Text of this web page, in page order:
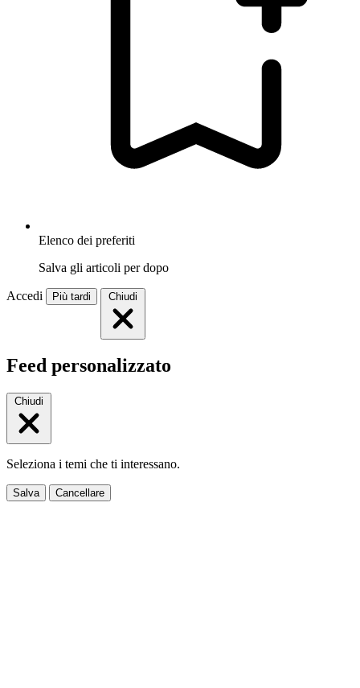
Elenco dei preferiti
Salva gli articoli per dopo
Accedi Più tardi Chiudi
Feed personalizzato
Chiudi
Seleziona i temi che ti interessano.
Salva Cancellare